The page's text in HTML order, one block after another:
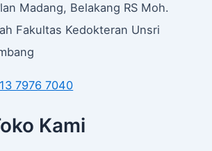
Madang, Belakang RS Moh.
Fakultas Kedokteran Unsri
7976 7040
Kami